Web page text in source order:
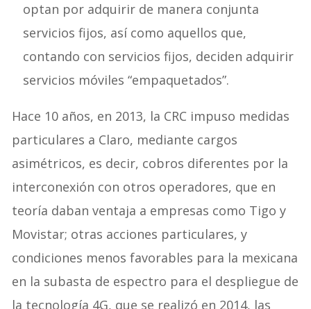
optan por adquirir de manera conjunta
servicios fijos, así como aquellos que,
contando con servicios fijos, deciden adquirir
servicios móviles “empaquetados”.
Hace 10 años, en 2013, la CRC impuso medidas
particulares a Claro, mediante cargos
asimétricos, es decir, cobros diferentes por la
interconexión con otros operadores, que en
teoría daban ventaja a empresas como Tigo y
Movistar; otras acciones particulares, y
condiciones menos favorables para la mexicana
en la subasta de espectro para el despliegue de
la tecnología 4G, que se realizó en 2014, las